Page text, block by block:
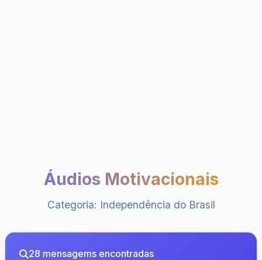
Áudios Motivacionais
Categoria: Independência do Brasil
28 mensagems encontradas